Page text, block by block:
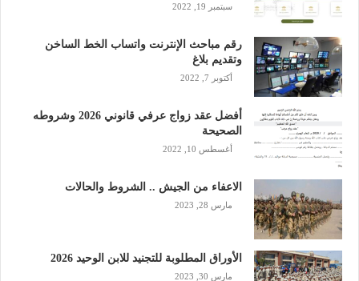
سبتمبر 19, 2022
رقم مباحث الإنترنت واتساب الخط الساخن
وتقديم بلاغ
أكتوبر 7, 2022
أفضل عقد زواج عرفي قانوني 2026 وشروطه
الصحيحة
أغسطس 10, 2022
الاعفاء من الجيش .. الشروط والحالات
مارس 28, 2023
الأوراق المطلوبة للتجنيد للابن الوحيد 2026
مارس 30, 2023